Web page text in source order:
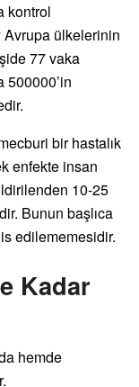
kontrol
Avrupa ülkelerinin
77 vaka
500000’in
bir hastalık
enfekte insan
10-25
Bunun başlıca
edilememesidir.
Kadar
hemde